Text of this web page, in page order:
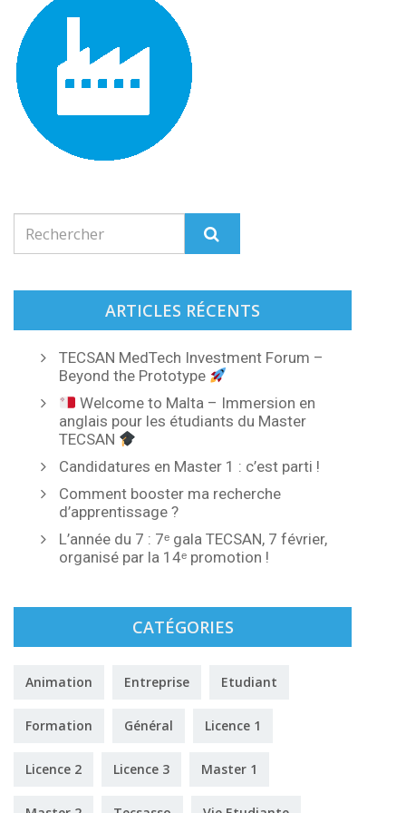
ARTICLES RÉCENTS
TECSAN MedTech Investment Forum –
Beyond the Prototype
Welcome to Malta – Immersion en
anglais pour les étudiants du Master
TECSAN
Candidatures en Master 1 : c’est parti !
Comment booster ma recherche
d’apprentissage ?
L’année du 7 : 7ᵉ gala TECSAN, 7 février,
organisé par la 14ᵉ promotion !
CATÉGORIES
Animation Entreprise Etudiant
Formation Général Licence 1
Licence 2 Licence 3 Master 1